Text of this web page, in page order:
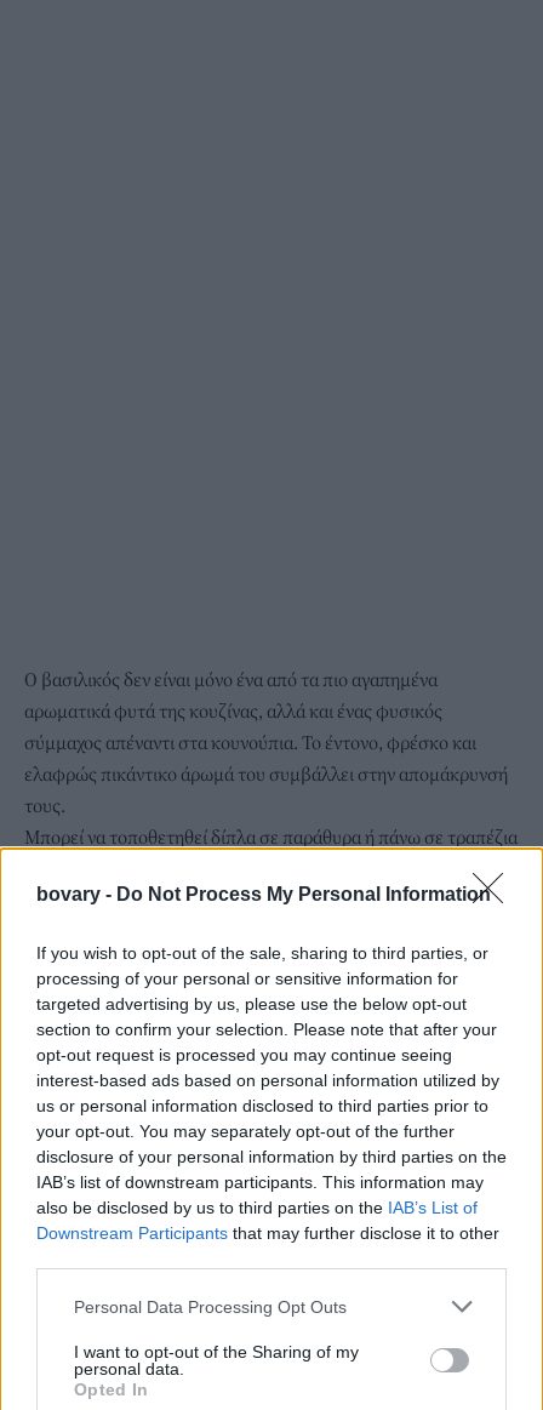
bovary - Do Not Process My Personal Information
If you wish to opt-out of the sale, sharing to third parties, or
processing of your personal or sensitive information for
targeted advertising by us, please use the below opt-out
section to confirm your selection. Please note that after your
opt-out request is processed you may continue seeing
interest-based ads based on personal information utilized by
us or personal information disclosed to third parties prior to
your opt-out. You may separately opt-out of the further
disclosure of your personal information by third parties on the
IAB’s list of downstream participants. This information may
also be disclosed by us to third parties on the IAB’s List of
Downstream Participants that may further disclose it to other
Personal Data Processing Opt Outs
I want to opt-out of the Sharing of my
personal data.
Opted In
Ο βασιλικός δεν είναι μόνο ένα από τα πιο αγαπημένα
αρωματικά φυτά της κουζίνας, αλλά και ένας φυσικός
σύμμαχος απέναντι στα κουνούπια. Το έντονο, φρέσκο και
ελαφρώς πικάντικο άρωμά του συμβάλλει στην απομάκρυνσή
τους.
Μπορεί να τοποθετηθεί δίπλα σε παράθυρα ή πάνω σε τραπέζια
εξωτερικών χώρων, ενώ καλλιεργείται εύκολα σε γλάστρα. Τα
φύλλα του χρησιμοποιούνται σε αμέτρητες συνταγές και για να
καλοκαιρινούς μήνες, ωστόσο, είναι προτιμότερο να
προστατεύεται από τον έντονο μεσημεριανό ήλιο.
Λεβάντα